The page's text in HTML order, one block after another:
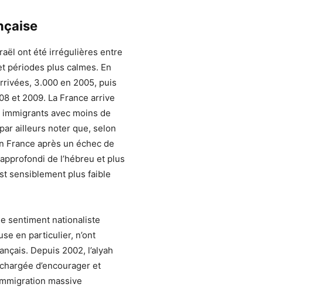
ont été irrégulières entre
périodes plus calmes. En
3.000 en 2005, puis
et 2009. La France arrive
avec moins de
par ailleurs noter que, selon
France après un échec de
de l’hébreu et plus
sensiblement plus faible
sentiment nationaliste
en particulier, n’ont
Depuis 2002, l’alyah
d’encourager et
massive